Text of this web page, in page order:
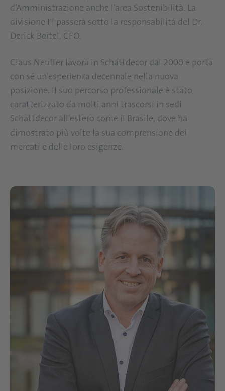
d’Amministrazione anche l’area Sostenibilità. La
divisione IT passerà sotto la responsabilità del Dr.
Derick Beitel, CFO.
Claus Neuffer lavora in Schattdecor dal 2000 e porta
con sé un'esperienza decennale nella nuova
posizione. Il suo percorso professionale è stato
caratterizzato da molti anni trascorsi in sedi
Schattdecor all'estero come il Brasile, dove ha
dimostrato più volte la sua comprensione dei
mercati e delle loro esigenze.